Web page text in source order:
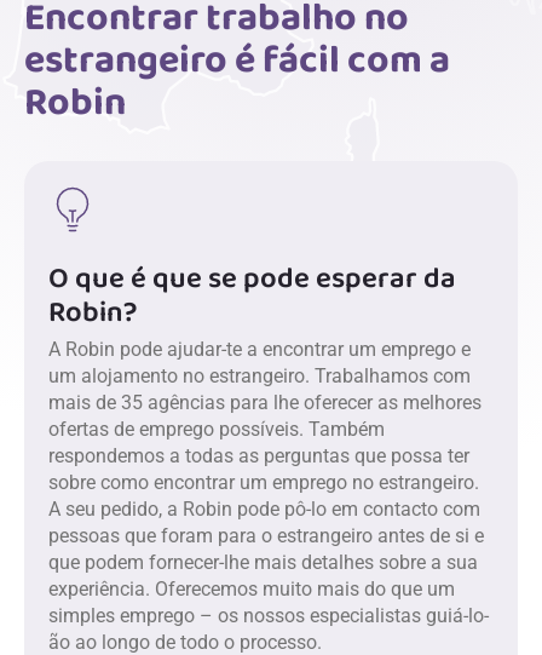
Encontrar trabalho no
estrangeiro é fácil com a
Robin
O que é que se pode esperar da
Robin?
A Robin pode ajudar-te a encontrar um emprego e
um alojamento no estrangeiro. Trabalhamos com
mais de 35 agências para lhe oferecer as melhores
ofertas de emprego possíveis. Também
respondemos a todas as perguntas que possa ter
sobre como encontrar um emprego no estrangeiro.
A seu pedido, a Robin pode pô-lo em contacto com
pessoas que foram para o estrangeiro antes de si e
que podem fornecer-lhe mais detalhes sobre a sua
experiência. Oferecemos muito mais do que um
simples emprego – os nossos especialistas guiá-lo-
ão ao longo de todo o processo.